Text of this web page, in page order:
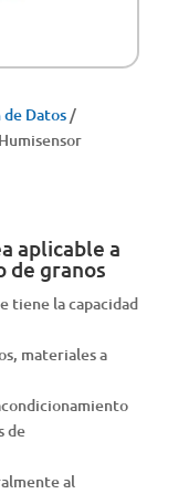
Datos/
aplicable a
de granos
tiene la capacidad
materiales a
de
al